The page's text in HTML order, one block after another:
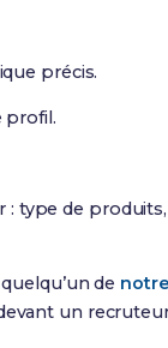
précis.
profil.
type de produits,
de
un